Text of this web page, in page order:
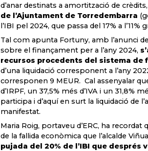
d’anar destinats a amortització de
de l’Ajuntament de Torredembarra
l’IBI pel 2024, que passa del 17% a
Tal com apunta Fortuny, amb l’anunci
sobre el finançament per a l’any 2024,
recursos procedents del sistema de
d’una liquidació corresponent a l’any
corresponen 9 MEUR. Cal assenyalar
d’IRPF, un 37,5% més d’IVA i un 31,8%
participa i d’aquí en surt la liquidació de
manifestat.
Maria Roig, portaveu d’ERC, ha
de la fallida econòmica que l’alcalde
pujada del 20% de l’IBI que després